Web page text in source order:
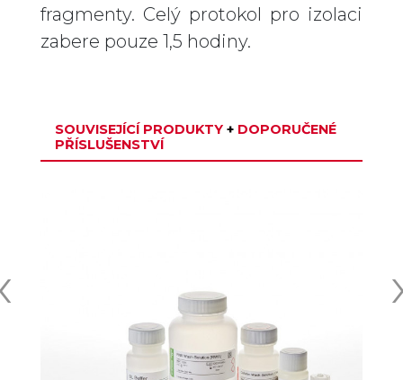
fragmenty. Celý protokol pro izolaci
zabere pouze 1,5 hodiny.
SOUVISEJÍCÍ PRODUKTY +DOPORUČENÉ
PŘÍSLUŠENSTVÍ